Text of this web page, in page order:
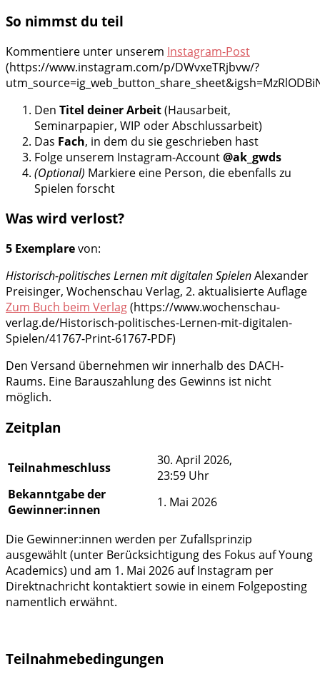
So nimmst du teil
Kommentiere unter unserem Instagram-Post
(https://www.instagram.com/p/DWvxeTRjbvw/?
Den Titel deiner Arbeit(Hausarbeit,
Seminarpapier, WIP oder Abschlussarbeit)
Das Fach, in dem du sie geschrieben hast
Folge unserem Instagram-Account@ak_gwds
(Optional) Markiere eine Person, die ebenfalls zu
Spielen forscht
Was wird verlost?
5 Exemplarevon:
Historisch-politisches Lernen mit digitalen SpielenAlexander
Preisinger, Wochenschau Verlag, 2. aktualisierte Auflage
Zum Buch beim Verlag(https://www.wochenschau-
verlag.de/Historisch-politisches-Lernen-mit-digitalen-
Spielen/41767-Print-61767-PDF)
Den Versand übernehmen wir innerhalb des DACH-
Raums. Eine Barauszahlung des Gewinns ist nicht
möglich.
Zeitplan
Teilnahmeschluss
30. April 2026,
23:59 Uhr
Bekanntgabe der
Gewinner:innen
1. Mai 2026
Die Gewinner:innen werden per Zufallsprinzip
ausgewählt (unter Berücksichtigung des Fokus auf Young
Academics) und am 1. Mai 2026 auf Instagram per
Direktnachricht kontaktiert sowie in einem Folgeposting
namentlich erwähnt.
Teilnahmebedingungen